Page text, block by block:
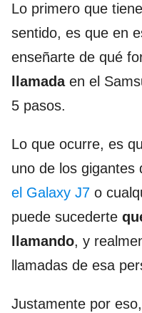
Lo primero que
sentido, es que en
enseñarte de qué
llamadaen el
5 pasos.
Lo que ocurre, es
uno de los gigantes
el Galaxy J7 o
puede sucederte
llamando, y
llamadas de esa
Justamente por